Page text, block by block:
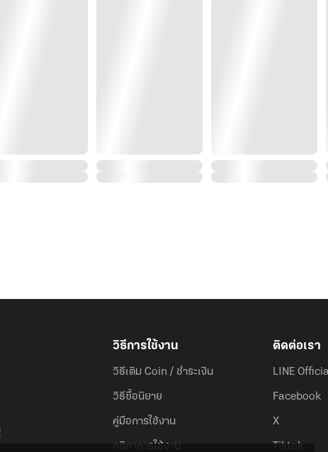
วิธีการใช้งาน
วิธีเติม Coin / ชำระเงิน
วิธีซื้อนิยาย
คู่มือการใช้งาน
กติกาการใช้งาน
ติดต่อเรา
LINE
Facebook
X
Tiktok